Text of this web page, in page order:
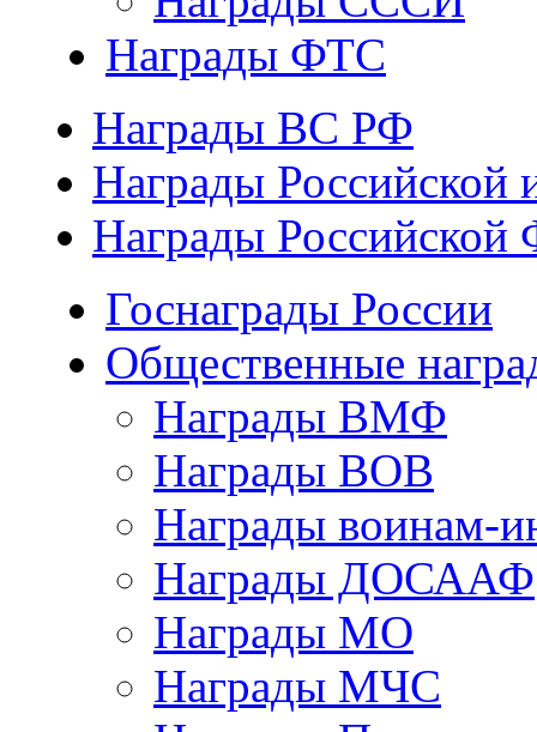
Награды ФТС
Награды ВС РФ
Награды Российской
Награды Российской
Госнаграды России
Общественные
Награды ВМФ
Награды ВОВ
Награды воинам-
Награды ДОСААФ
Награды МО
Награды МЧС